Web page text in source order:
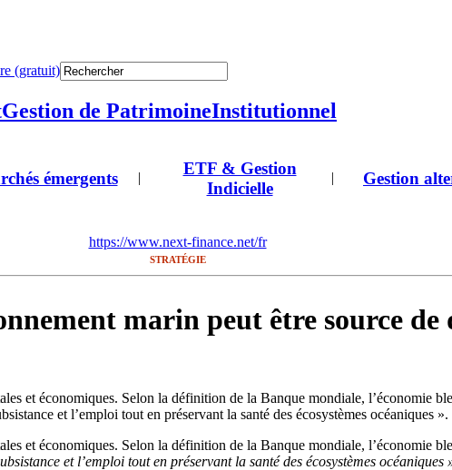
(gratuit)
Gestion de PatrimoineInstitutionnel
émergents |
ETF & Gestion
Indicielle
| Gestion
https://www.next-finance.net/fr
STRATÉGIE
marin peut être source de
et économiques. Selon la définition de la Banque mondiale, l’économie
et l’emploi tout en préservant la santé des écosystèmes océaniques ».
et économiques. Selon la définition de la Banque mondiale, l’économie
et l’emploi tout en préservant la santé des écosystèmes océaniques